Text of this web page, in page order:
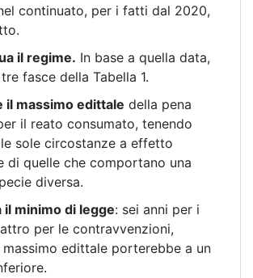
continuato, per i fatti dal 2020,
il regime. In base a quella data,
fasce della Tabella 1.
il massimo edittale della pena
il reato consumato, tenendo
sole circostanze a effetto
di quelle che comportano una
diversa.
il minimo di legge: sei anni per i
per le contravvenzioni,
edittale porterebbe a un